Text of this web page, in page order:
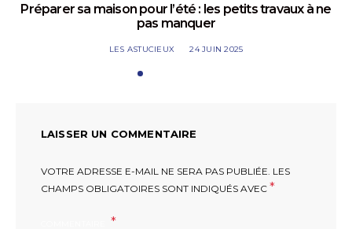
Préparer sa maison pour l’été : les petits travaux à ne
pas manquer
LES ASTUCIEUX 24 JUIN 2025
LAISSER UN COMMENTAIRE
VOTRE ADRESSE E-MAIL NE SERA PAS PUBLIÉE. LES
CHAMPS OBLIGATOIRES SONT INDIQUÉS AVEC *